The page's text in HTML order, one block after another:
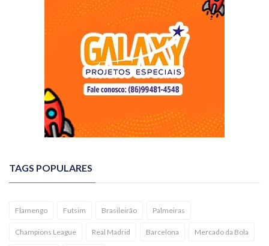
TAGS POPULARES
Flamengo Futsim Brasileirão Palmeiras
Champions League Real Madrid Barcelona Mercado da Bola